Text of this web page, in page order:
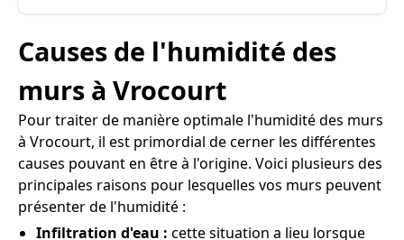
Causes de l'humidité des
murs à Vrocourt
Pour traiter de manière optimale l'humidité des murs
à Vrocourt, il est primordial de cerner les différentes
causes pouvant en être à l'origine. Voici plusieurs des
principales raisons pour lesquelles vos murs peuvent
présenter de l'humidité :
Infiltration d'eau : cette situation a lieu lorsque